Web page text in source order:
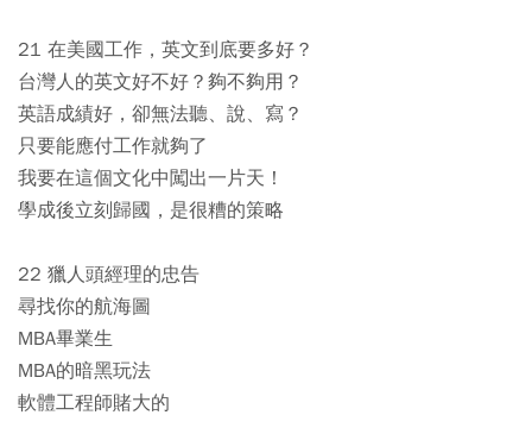
21 在美國工作，英文到底要多好？
台灣人的英文好不好？夠不夠用？
英語成績好，卻無法聽、說、寫？
只要能應付工作就夠了
我要在這個文化中闖出一片天！
學成後立刻歸國，是很糟的策略
22 獵人頭經理的忠告
尋找你的航海圖
MBA畢業生
MBA的暗黑玩法
軟體工程師賭大的